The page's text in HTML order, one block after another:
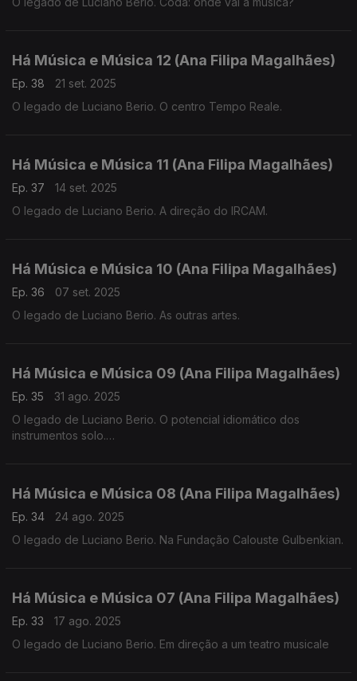
Há Música e Música 12 (Ana Filipa Magalhães)
Ep. 38
21 set. 2025
O legado de Luciano Berio. O centro Tempo Reale.
Há Música e Música 11 (Ana Filipa Magalhães)
Ep. 37
14 set. 2025
O legado de Luciano Berio. A direção do IRCAM.
Há Música e Música 10 (Ana Filipa Magalhães)
Ep. 36
07 set. 2025
O legado de Luciano Berio. As outras artes.
Há Música e Música 09 (Ana Filipa Magalhães)
Ep. 35
31 ago. 2025
O legado de Luciano Berio. O potencial idiomático dos
instrumentos solo.
Há Música e Música 08 (Ana Filipa Magalhães)
Ep. 34
24 ago. 2025
O legado de Luciano Berio. Na Fundação Calouste Gulbenkian.
Há Música e Música 07 (Ana Filipa Magalhães)
Ep. 33
17 ago. 2025
O legado de Luciano Berio. Em direção a um teatro musicale